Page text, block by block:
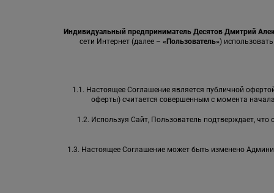
Индивидуальный предприниматель Десятов Дмитрий
сети Интернет (далее – «Пользователь»)
1.1. Настоящее Соглашение является публичной
оферты) считается совершенным с момента
1.2. Используя Сайт, Пользователь подтверждает,
1.3. Настоящее Соглашение может быть изменено